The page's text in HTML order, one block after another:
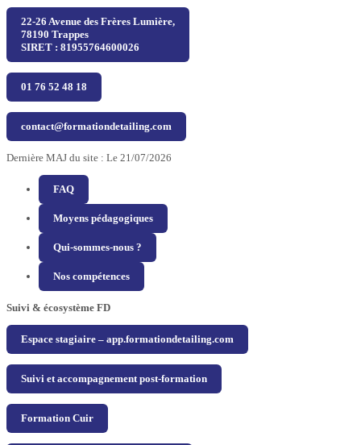
22-26 Avenue des Frères Lumière,
78190 Trappes
SIRET : 81955764600026
01 76 52 48 18
contact@formationdetailing.com
Dernière MAJ du site : Le 21/07/2026
FAQ
Moyens pédagogiques
Qui-sommes-nous ?
Nos compétences
Suivi & écosystème FD
Espace stagiaire – app.formationdetailing.com
Suivi et accompagnement post-formation
Formation Cuir